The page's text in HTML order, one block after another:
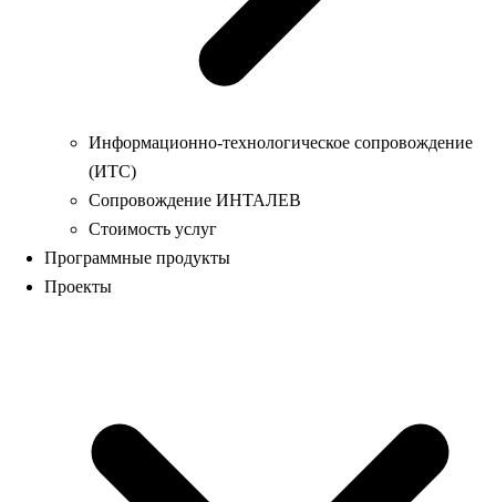
Информационно-технологическое сопровождение
(ИТС)
Сопровождение ИНТАЛЕВ
Стоимость услуг
Программные продукты
Проекты